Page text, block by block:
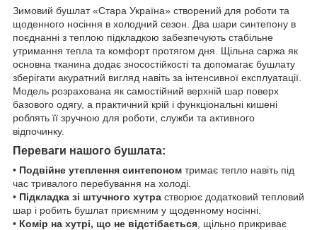
Зимовий бушлат «Стара Україна» створений для роботи та
щоденного носіння в холодний сезон. Два шари синтепону в
поєднанні з теплою підкладкою забезпечують стабільне
утримання тепла та комфорт протягом дня. Щільна саржа як
основна тканина додає зносостійкості та допомагає бушлату
зберігати акуратний вигляд навіть за інтенсивної експлуатації.
Модель розрахована як самостійний верхній шар поверх
базового одягу, а практичний крій і функціональні кишені
роблять її зручною для роботи, служби та активного
відпочинку.
Переваги нашого бушлата:
• Подвійне утеплення синтепоном тримає тепло навіть під
час тривалого перебування на холоді.
• Підкладка зі штучного хутра створює додатковий тепловий
шар і робить бушлат приємним у щоденному носінні.
• Комір на хутрі, що не відстібається , щільно прикриває